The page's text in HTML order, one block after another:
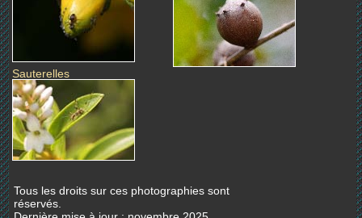
Sauterelles
Tous les droits sur ces photographies sont
réservés.